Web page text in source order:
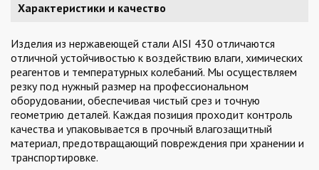
Характеристики и качество
Изделия из нержавеющей стали AISI 430 отличаются
отличной устойчивостью к воздействию влаги, химических
реагентов и температурных колебаний. Мы осуществляем
резку под нужный размер на профессиональном
оборудовании, обеспечивая чистый срез и точную
геометрию деталей. Каждая позиция проходит контроль
качества и упаковывается в прочный влагозащитный
материал, предотвращающий повреждения при хранении и
транспортировке.